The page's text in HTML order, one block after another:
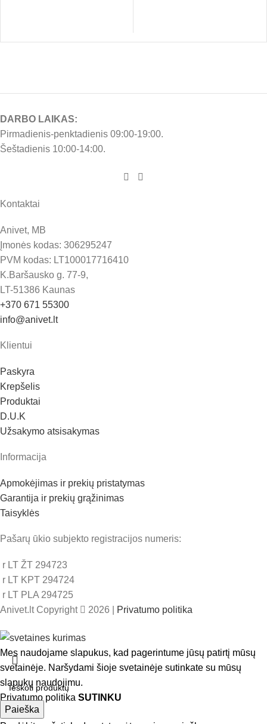
DARBO LAIKAS:
Pirmadienis-penktadienis 09:00-19:00.
Šeštadienis 10:00-14:00.
Kontaktai
Anivet, MB
Įmonės kodas: 306295247
PVM kodas: LT100017716410
K.Baršausko g. 77-9,
LT-51386 Kaunas
+370 671 55300
info@anivet.lt
Klientui
Paskyra
Krepšelis
Produktai
D.U.K
Užsakymo atsisakymas
Informacija
Apmokėjimas ir prekių pristatymas
Garantija ir prekių grąžinimas
Taisyklės
Pašarų ūkio subjekto registracijos numeris:
r LT ŽT 294723
r LT KPT 294724
r LT PLA 294725
Anivet.lt Copyright
2026 | Privatumo politika
Paieška
Mes naudojame slapukus, kad pagerintume jūsų patirtį mūsų
svetainėje. Naršydami šioje svetainėje sutinkate su mūsų
slapukų naudojimu.
Privatumo politika SUTINKU